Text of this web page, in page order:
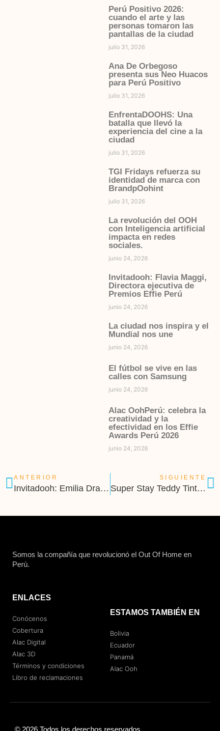
Perú Positivo 2026:
cuando el arte y las
personas tomaron las
pantallas de la ciudad
julio 31, 2026
Ana De Orbegoso
presenta sus Neo Huacos
para Perú Positivo
julio 31, 2026
EnfrentaDOOHS: Una
batalla que llevó la
experiencia del cine a la
ciudad
julio 31, 2026
TGI Fridays refuerza su
identidad de marca con
BrandpOohint
julio 31, 2026
La revolución del OOH
con Inteligencia artificial
impacta en redes
sociales.
junio 24, 2026
Invitadooh: Flavia Maggi,
Directora ejecutiva de
Premios Effie Perú
junio 24, 2026
La ciudad nos inspira y el
Mundial nos une
junio 24, 2026
El fútbol se vive en las
calles con Samsung
junio 24, 2026
Alac OohPerú: celebra la
creatividad y la
efectividad en los Effie
Awards Perú 2026
junio 24, 2026
ANTERIOR
Invitadooh: Emilia Drago
SIGUIENTE
Super Stay Teddy Tint impacta en la ciudad con Alac Icoohnico Classic
Somos la compañía que revolucionó el Out Of Home en
Perú.
ENLACES
Conócenos
Cobertura
Alac Digital
Alac 3D
Términos y condiciones
Libro de reclamaciones
ESTAMOS TAMBIÉN EN
Bolivia
Ecuador
Panamá
Alac Ooh
© 2026 Todos los derechos reservados.